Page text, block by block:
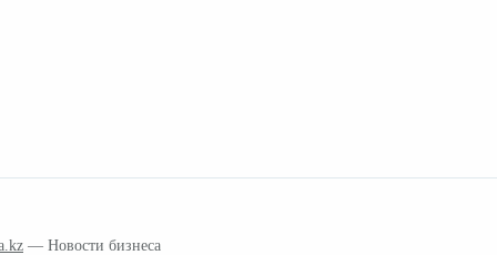
— Новости бизнеса